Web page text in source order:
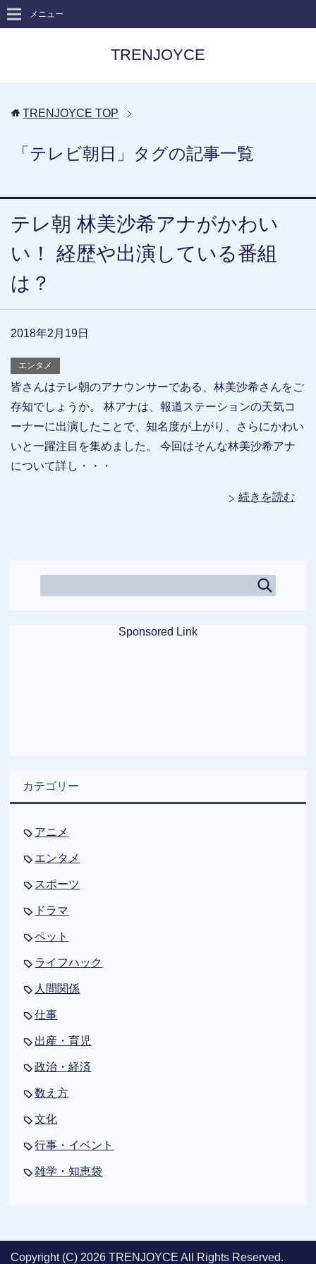
TRENJOYCE
メニュー
TRENJOYCE TOP
「テレビ朝日」タグの記事一覧
テレ朝 林美沙希アナがかわい
い！ 経歴や出演している番組
は？
2018年2月19日
エンタメ
皆さんはテレ朝のアナウンサーである、林美沙希さんをご
存知でしょうか。 林アナは、報道ステーションの天気コ
ーナーに出演したことで、知名度が上がり、さらにかわい
いと一躍注目を集めました。 今回はそんな林美沙希アナ
について詳し・・・
続きを読む
Sponsored Link
カテゴリー
アニメ
エンタメ
スポーツ
ドラマ
ペット
ライフハック
人間関係
仕事
出産・育児
政治・経済
数え方
文化
行事・イベント
雑学・知恵袋
Copyright (C) 2026 TRENJOYCE All Rights Reserved.